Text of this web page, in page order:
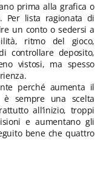
prima alla grafica o
Per lista ragionata di
un conto o sedersi a
ritmo del gioco,
controllare deposito,
vistosi, ma spesso
perché aumenta il
sempre una scelta
all’inizio, troppi
e aumentano gli
bene che quattro